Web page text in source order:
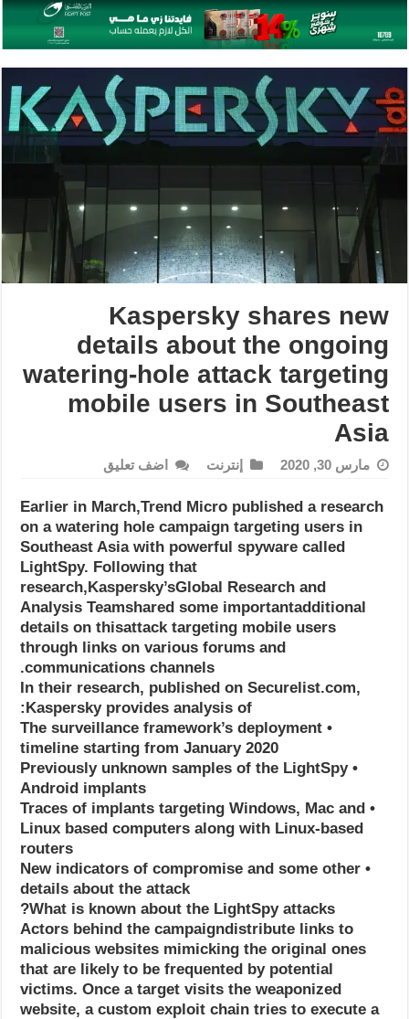
Kaspersky shares new
details about the ongoing
watering-hole attack targeting
mobile users in Southeast
Asia
مارس 30, 2020 إنترنت اضف تعليق
Earlier in March,Trend Micro published a research
on a watering hole campaign targeting users in
Southeast Asia with powerful spyware called
LightSpy. Following that
research,Kaspersky’sGlobal Research and
Analysis Teamshared some importantadditional
details on thisattack targeting mobile users
through links on various forums and
communications channels.
In their research, published on Securelist.com,
Kaspersky provides analysis of:
• The surveillance framework’s deployment
timeline starting from January 2020
• Previously unknown samples of the LightSpy
Android implants
• Traces of implants targeting Windows, Mac and
Linux based computers along with Linux-based
routers
• New indicators of compromise and some other
details about the attack
What is known about the LightSpy attacks?
Actors behind the campaigndistribute links to
malicious websites mimicking the original ones
that are likely to be frequented by potential
victims. Once a target visits the weaponized
website, a custom exploit chain tries to execute a